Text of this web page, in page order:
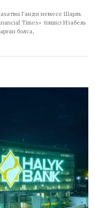
Ганди немесе Шарль
Times» тілшісі Изабель
болса,